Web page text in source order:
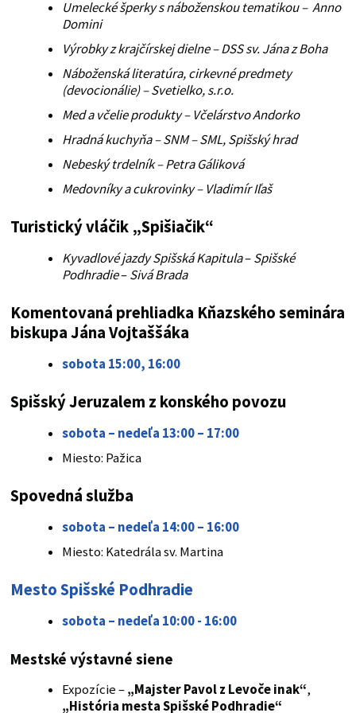
Umelecké šperky s náboženskou tematikou – Anno
Domini
Výrobky z krajčírskej dielne – DSS sv. Jána z Boha
Náboženská literatúra, cirkevné predmety
(devocionálie) – Svetielko, s.r.o.
Med a včelie produkty – Včelárstvo Andorko
Hradná kuchyňa – SNM – SML, Spišský hrad
Nebeský trdelník – Petra Gáliková
Medovníky a cukrovinky – Vladimír Iľaš
Turistický vláčik „Spišiačik“
Kyvadlové jazdy Spišská Kapitula–Spišské
Podhradie–Sivá Brada
Komentovaná prehliadka Kňazského seminára
biskupa Jána Vojtaššáka
sobota 15:00, 16:00
Spišský Jeruzalem z konského povozu
sobota – nedeľa 13:00 – 17:00
Miesto: Pažica
Spovedná služba
sobota – nedeľa 14:00 – 16:00
Miesto: Katedrála sv. Martina
Mesto Spišské Podhradie
sobota – nedeľa 10:00 - 16:00
Mestské výstavné siene
Expozície –„Majster Pavol z Levoče inak“,
„História mesta Spišské Podhradie“